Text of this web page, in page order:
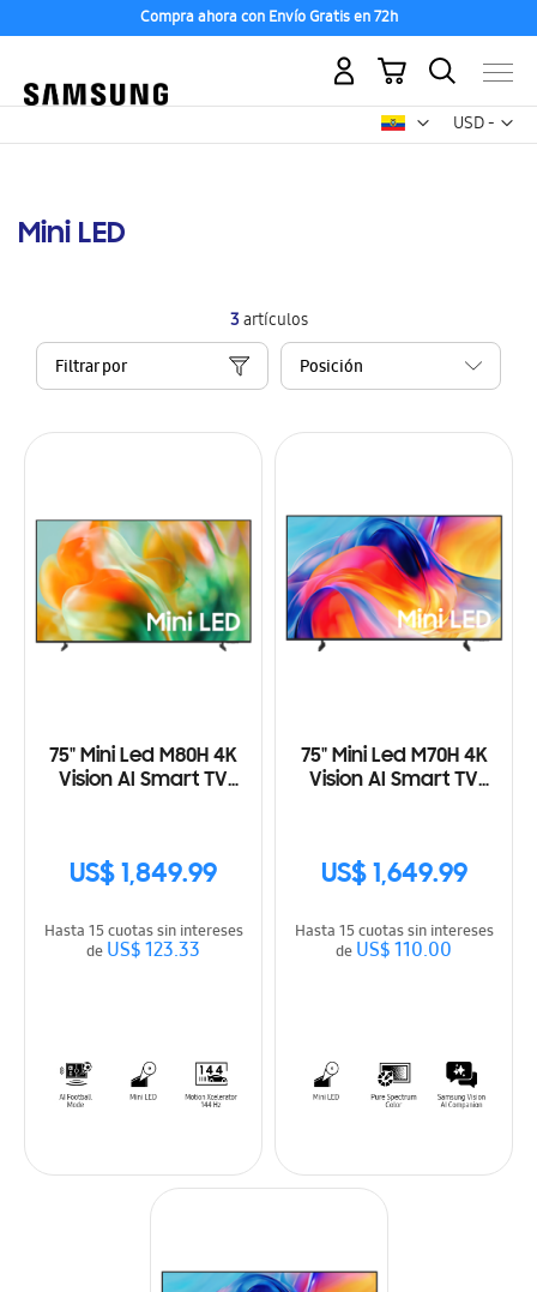
Compra ahora con Envío Gratis en 72h
USD -
dólar
Mi carrito
Mini LED
3artículos
Filtrar por
75" Mini Led M80H 4K
Vision AI Smart TV
US$ 1,849.99
Hasta 15 cuotas sin intereses
deUS$ 123.33
75" Mini Led M70H 4K
Vision AI Smart TV
US$ 1,649.99
Hasta 15 cuotas sin intereses
deUS$ 110.00